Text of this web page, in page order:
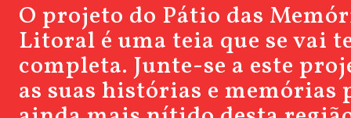
O projeto do Pátio das
Litoral é uma teia que se vai
completa. Junte-se a este
as suas histórias e